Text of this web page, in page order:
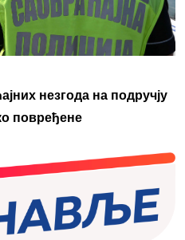
незгода на подручју
повређене